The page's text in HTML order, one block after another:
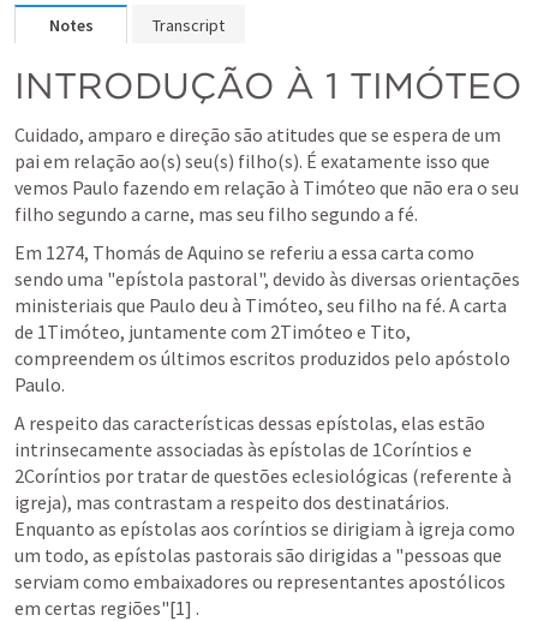
Notes Transcript
INTRODUÇÃO À 1 TIMÓTEO
Cuidado, amparo e direção são atitudes que se espera de um
pai em relação ao(s) seu(s) filho(s). É exatamente isso que
vemos Paulo fazendo em relação à Timóteo que não era o seu
filho segundo a carne, mas seu filho segundo a fé.
Em 1274, Thomás de Aquino se referiu a essa carta como
sendo uma "epístola pastoral", devido às diversas orientações
ministeriais que Paulo deu à Timóteo, seu filho na fé. A carta
de 1Timóteo, juntamente com 2Timóteo e Tito,
compreendem os últimos escritos produzidos pelo apóstolo
Paulo.
A respeito das características dessas epístolas, elas estão
intrinsecamente associadas às epístolas de 1Coríntios e
2Coríntios por tratar de questões eclesiológicas (referente à
igreja), mas contrastam a respeito dos destinatários.
Enquanto as epístolas aos coríntios se dirigiam à igreja como
um todo, as epístolas pastorais são dirigidas a "pessoas que
serviam como embaixadores ou representantes apostólicos
em certas regiões"[1] .